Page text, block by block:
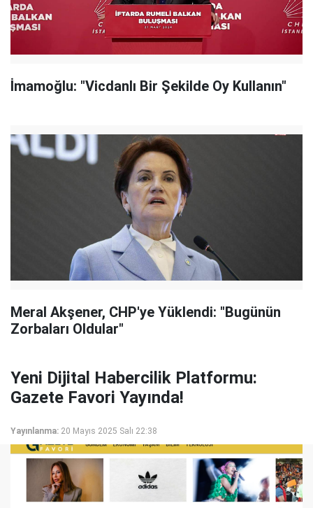
İmamoğlu: "Vicdanlı Bir Şekilde Oy Kullanın"
Meral Akşener, CHP'ye Yüklendi: "Bugünün
Zorbaları Oldular"
Yeni Dijital Habercilik Platformu:
Gazete Favori Yayında!
Yayınlanma: 20 Mayıs 2025 Salı 22:38